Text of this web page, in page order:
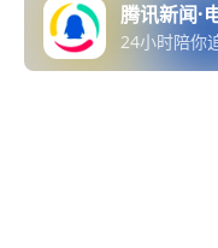
腾讯新闻·
24小时陪你